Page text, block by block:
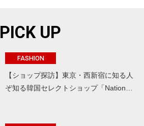
PICK UP
FASHION
【ショップ探訪】東京・西新宿に知る人
ぞ知る韓国セレクトショップ「Nation…